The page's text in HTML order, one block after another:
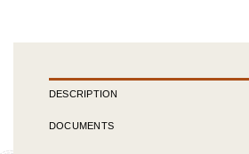
DESCRIPTION
DOCUMENTS